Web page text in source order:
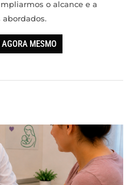
o alcance e a
MESMO